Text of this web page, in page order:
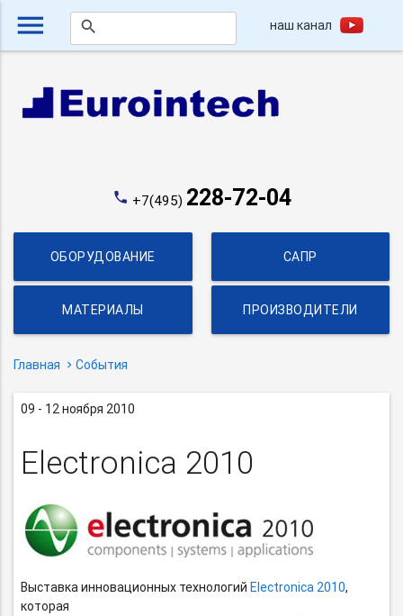
menu search наш канал
phone +7(495) 228-72-04
ОБОРУДОВАНИЕ САПР
МАТЕРИАЛЫ ПРОИЗВОДИТЕЛИ
Главная События
09 - 12 ноября 2010
Electronica 2010
Выставка инновационных технологийElectronica 2010,
которая